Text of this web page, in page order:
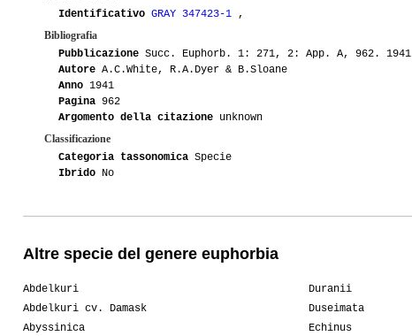
Identificativo GRAY 347423-1 ,
Bibliografia
Pubblicazione Succ. Euphorb. 1: 271, 2: App. A, 962. 1941
Autore A.C.White, R.A.Dyer & B.Sloane
Anno 1941
Pagina 962
Argomento della citazione unknown
Classificazione
Categoria tassonomica Specie
Ibrido No
Altre specie del genere euphorbia
Abdelkuri
Abdelkuri cv. Damask
Abyssinica
Duranii
Duseimata
Echinus